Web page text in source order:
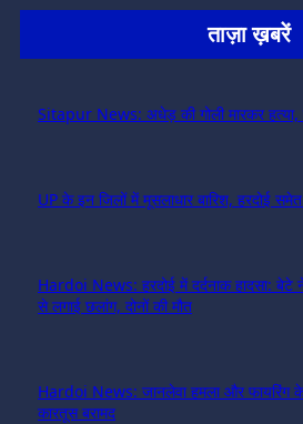
ताज़ा ख़बरें
Sitapur News: अधेड़ की गोली मारकर हत्या,
UP के इन जिलों में मूसलाधार बारिश, हरदोई
Hardoi News: हरदोई में दर्दनाक हादसा: बेटे
से लगाई छलांग, दोनों की मौत
Hardoi News: जानलेवा हमला और फायरिंग के
कारतूस बरामद